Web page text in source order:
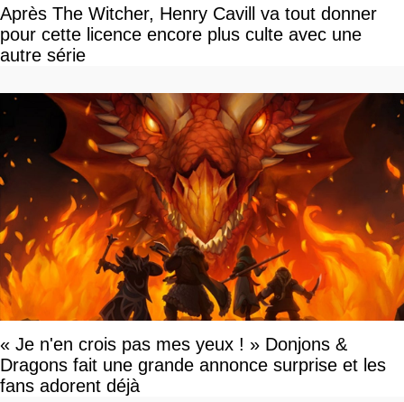
Après The Witcher, Henry Cavill va tout donner
pour cette licence encore plus culte avec une
autre série
« Je n'en crois pas mes yeux ! » Donjons &
Dragons fait une grande annonce surprise et les
fans adorent déjà